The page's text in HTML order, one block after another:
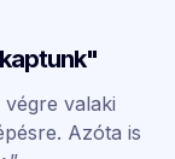
valaki
Azóta is